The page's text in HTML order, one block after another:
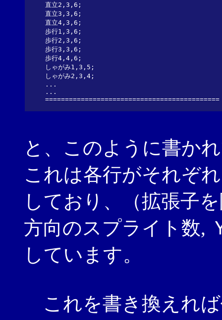
直立2,3,6;
直立3,3,6;
直立4,3,6;
歩行1,3,6;
歩行2,3,6;
歩行3,3,6;
歩行4,4,6;
しゃがみ1,3,5;
しゃがみ2,3,4;
...
...
と、このように書か
これは各行がそれぞ
しており、（拡張子
方向のスプライト数,
しています。
これを書き換えれ